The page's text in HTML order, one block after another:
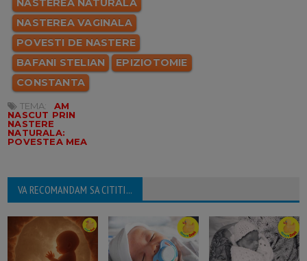
NASTEREA NATURALA
NASTEREA VAGINALA
POVESTI DE NASTERE
BAFANI STELIAN
EPIZIOTOMIE
CONSTANTA
TEMA:
AM
NASCUT PRIN
NASTERE
NATURALA:
POVESTEA MEA
VA RECOMANDAM SA CITITI...